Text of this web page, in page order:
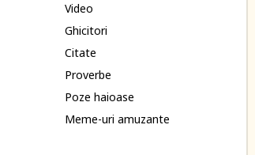
Video
Ghicitori
Citate
Proverbe
Poze haioase
Meme-uri amuzante